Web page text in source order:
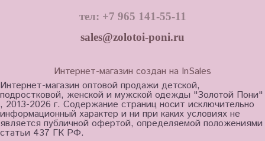
тел: +7 965 141-55-11
sales@zolotoi-poni.ru
Интернет-магазин создан на InSales
Интернет-магазин оптовой продажи детской,
подростковой, женской и мужской одежды "Золотой Пони"
, 2013-2026 г. Содержание страниц носит исключительно
информационный характер и ни при каких условиях не
является публичной офертой, определяемой положениями
статьи 437 ГК РФ.